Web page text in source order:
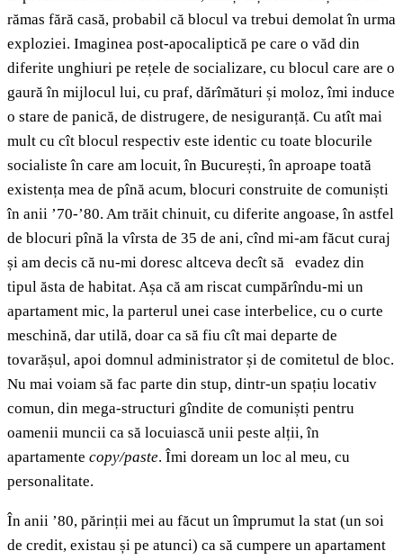
rămas fără casă, probabil că blocul va trebui demolat în urma
exploziei. Imaginea post-apocaliptică pe care o văd din
diferite unghiuri pe rețele de socializare, cu blocul care are o
gaură în mijlocul lui, cu praf, dărîmături și moloz, îmi induce
o stare de panică, de distrugere, de nesiguranță. Cu atît mai
mult cu cît blocul respectiv este identic cu toate blocurile
socialiste în care am locuit, în București, în aproape toată
existența mea de pînă acum, blocuri construite de comuniști
în anii ’70-’80. Am trăit chinuit, cu diferite angoase, în astfel
de blocuri pînă la vîrsta de 35 de ani, cînd mi-am făcut curaj
și am decis că nu-mi doresc altceva decît să evadez din
tipul ăsta de habitat. Așa că am riscat cumpărîndu-mi un
apartament mic, la parterul unei case interbelice, cu o curte
meschină, dar utilă, doar ca să fiu cît mai departe de
tovarășul, apoi domnul administrator și de comitetul de bloc.
Nu mai voiam să fac parte din stup, dintr-un spațiu locativ
comun, din mega-structuri gîndite de comuniști pentru
oamenii muncii ca să locuiască unii peste alții, în
apartamente copy/paste. Îmi doream un loc al meu, cu
personalitate.
În anii ’80, părinții mei au făcut un împrumut la stat (un soi
de credit, existau și pe atunci) ca să cumpere un apartament